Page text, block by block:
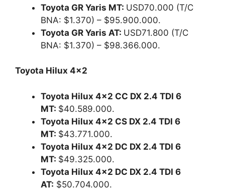
Toyota GR Yaris MT: USD70.000 (T/C
BNA: $1.370) – $95.900.000.
Toyota GR Yaris AT: USD71.800 (T/C
BNA: $1.370) – $98.366.000.
Toyota Hilux 4×2
Toyota Hilux 4×2 CC DX 2.4 TDI 6
MT: $40.589.000.
Toyota Hilux 4×2 CS DX 2.4 TDI 6
MT: $43.771.000.
Toyota Hilux 4×2 DC DX 2.4 TDI 6
MT: $49.325.000.
Toyota Hilux 4×2 DC DX 2.4 TDI 6
AT: $50.704.000.